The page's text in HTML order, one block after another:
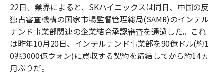
22日、業界によると、SKハイニックスは同日、中国の反
独占審査機構の国家市場監督管理総局(SAMR)のインテル
ナンド事業部関連の企業結合承認審査を通過した。これ
は昨年10月20日、インテルナンド事業部を90億ドル(約1
0兆3000億ウォン)に買収する契約を締結してから約14ヵ
月ぶりだ。